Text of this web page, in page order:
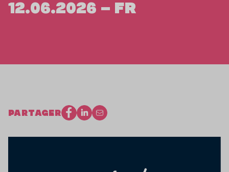
12.06.2026 – FR
PARTAGER